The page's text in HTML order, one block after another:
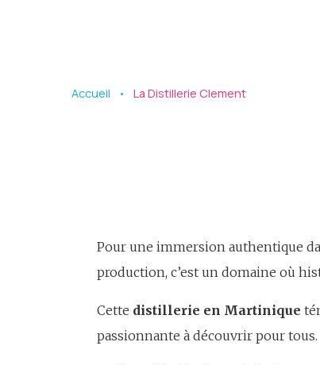
Accueil La Distillerie Clement
Pour une immersion authentique
production, c’est un domaine où
Cette distillerie en Martinique
passionnante à découvrir pour tous.